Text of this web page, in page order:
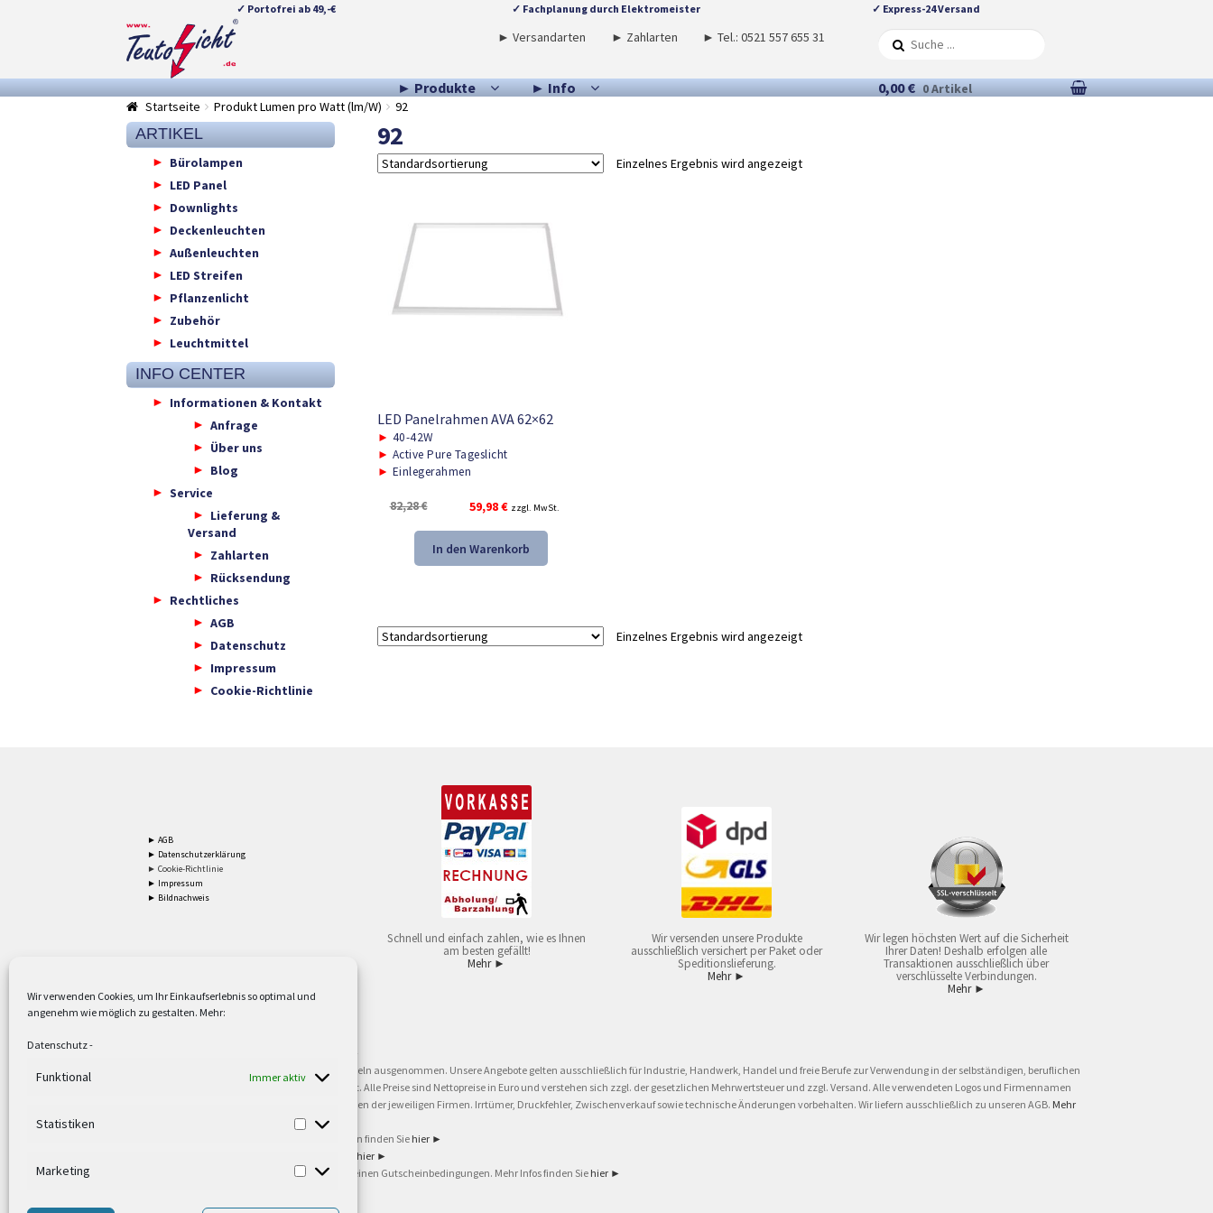
Wir verwenden Cookies, um Ihr Einkaufserlebnis so optimal und
angenehm wie möglich zu gestalten. Mehr:
Datenschutz-
Funktional Immer aktiv
Statistiken
Marketing
✓ Portofrei ab 49,-€ ✓ Fachplanung durch Elektromeister ✓ Express-24 Versand
Zur
Navigation
springen
Springe
zum
► Versandarten ► Zahlarten ► Tel.: 0521 557 655 31
► Produkte ► Info 0,00 € 0 Artikel
Startseite
Produkt Lumen pro Watt (lm/W) 92
92
Einzelnes Ergebnis wird angezeigt
LED Panelrahmen AVA 62×62
► 40-42W
► Active Pure Tageslicht
► Einlegerahmen
82,28€
Ursprünglicher
war:
82,28 €
59,98€Aktueller
ist:
59,98 €.
zzgl. MwSt.
In den Warenkorb
Einzelnes Ergebnis wird angezeigt
ARTIKEL
Bürolampen
LED Panel
Downlights
Deckenleuchten
Außenleuchten
LED Streifen
Pflanzenlicht
Zubehör
Leuchtmittel
INFO CENTER
Informationen & Kontakt
Anfrage
Über uns
Blog
Service
Lieferung &
Versand
Zahlarten
Rücksendung
Rechtliches
AGB
Datenschutz
Impressum
Cookie-Richtlinie
► AGB
► Datenschutzerklärung
► Cookie-Richtlinie
► Impressum
► Bildnachweis
Schnell und einfach zahlen, wie es Ihnen
am besten gefällt!
Mehr ►
Wir versenden unsere Produkte
ausschließlich versichert per Paket oder
Speditionslieferung.
Mehr ►
Wir legen höchsten Wert auf die Sicherheit
Ihrer Daten! Deshalb erfolgen alle
Transaktionen ausschließlich über
verschlüsselte Verbindungen.
Mehr ►
Versandkostenfrei ab 59,90 € Nettowarenwert. Inseln ausgenommen. Unsere Angebote gelten ausschließlich für Industrie, Handwerk, Handel und freie Berufe zur Verwendung in der selbständigen, beruflichen
oder gewerblichen Tätigkeit. Kein Verkauf an privat. Alle Preise sind Nettopreise in Euro und verstehen sich zzgl. der gesetzlichen Mehrwertsteuer und zzgl. Versand. Alle verwendeten Logos und Firmennamen
sind Warenzeichen oder eingetragene Warenzeichen der jeweiligen Firmen. Irrtümer, Druckfehler, Zwischenverkauf sowie technische Änderungen vorbehalten. Wir liefern ausschließlich zu unseren AGB. Mehr
Weitere Informationen und Zahlungsbedingungen finden Sie hier ►
hier ►
Ab 79,- Nettowarenwert. Es gelten unsere allgemeinen Gutscheinbedingungen. Mehr Infos finden Sie hier ►
©2002-2021 TEUTO LICHT GmbH